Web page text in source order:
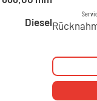
Diesel